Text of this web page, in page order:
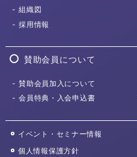
組織図
採用情報
賛助会員について
賛助会員加入について
会員特典・入会申込書
イベント・セミナー情報
個人情報保護方針